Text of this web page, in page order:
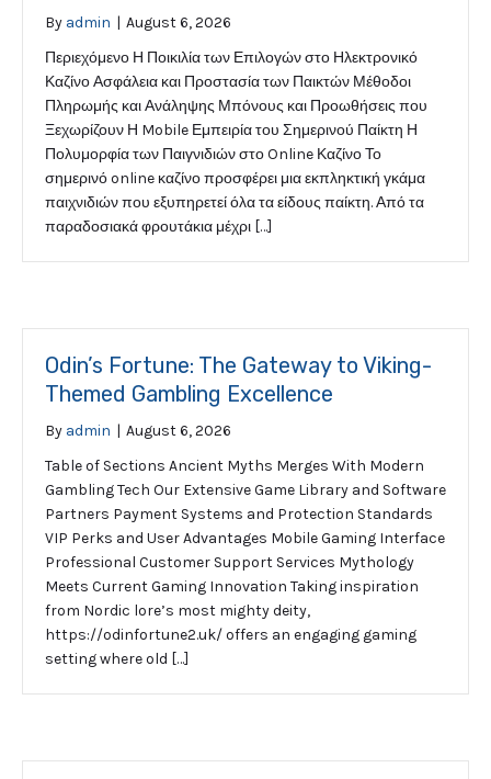
By admin | August 6, 2026
Περιεχόμενο Η Ποικιλία των Επιλογών στο Ηλεκτρονικό
Καζίνο Ασφάλεια και Προστασία των Παικτών Μέθοδοι
Πληρωμής και Ανάληψης Μπόνους και Προωθήσεις που
Ξεχωρίζουν Η Mobile Εμπειρία του Σημερινού Παίκτη Η
Πολυμορφία των Παιγνιδιών στο Online Καζίνο Το
σημερινό online καζίνο προσφέρει μια εκπληκτική γκάμα
παιχνιδιών που εξυπηρετεί όλα τα είδους παίκτη. Από τα
παραδοσιακά φρουτάκια μέχρι […]
Odin’s Fortune: The Gateway to Viking-
Themed Gambling Excellence
By admin | August 6, 2026
Table of Sections Ancient Myths Merges With Modern
Gambling Tech Our Extensive Game Library and Software
Partners Payment Systems and Protection Standards
VIP Perks and User Advantages Mobile Gaming Interface
Professional Customer Support Services Mythology
Meets Current Gaming Innovation Taking inspiration
from Nordic lore’s most mighty deity,
https://odinfortune2.uk/ offers an engaging gaming
setting where old […]